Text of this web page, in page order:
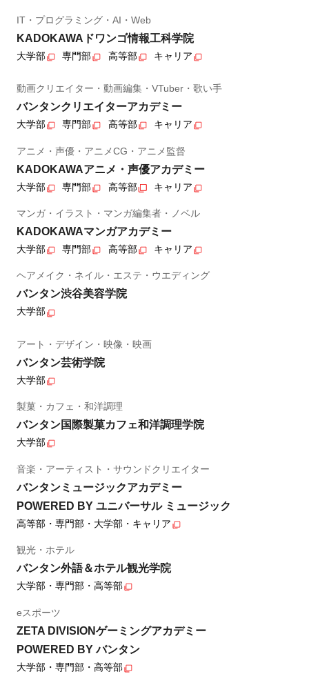
IT・プログラミング・AI・Web
KADOKAWAドワンゴ情報工科学院
大学部 専門部 高等部 キャリア
動画クリエイター・動画編集・VTuber・歌い手
バンタンクリエイターアカデミー
大学部 専門部 高等部 キャリア
アニメ・声優・アニメCG・アニメ監督
KADOKAWAアニメ・声優アカデミー
大学部 専門部 高等部 キャリア
マンガ・イラスト・マンガ編集者・ノベル
KADOKAWAマンガアカデミー
大学部 専門部 高等部 キャリア
ヘアメイク・ネイル・エステ・ウエディング
バンタン渋谷美容学院
大学部
アート・デザイン・映像・映画
バンタン芸術学院
大学部
製菓・カフェ・和洋調理
バンタン国際製菓カフェ和洋調理学院
大学部
音楽・アーティスト・サウンドクリエイター
バンタンミュージックアカデミー
POWERED BY ユニバーサル ミュージック
高等部・専門部・大学部・キャリア
観光・ホテル
バンタン外語＆ホテル観光学院
大学部・専門部・高等部
eスポーツ
ZETA DIVISIONゲーミングアカデミー
POWERED BY バンタン
大学部・専門部・高等部